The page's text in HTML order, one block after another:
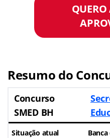
Resumo do
Concurso
SMED BH
Situação atual